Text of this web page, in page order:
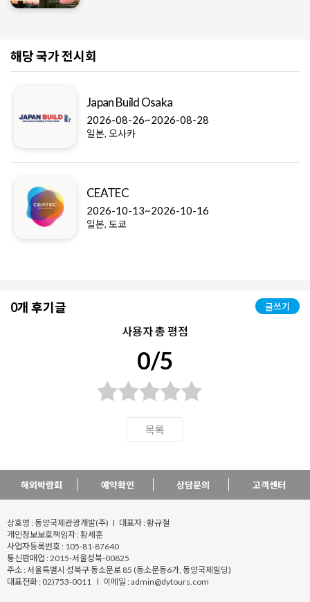
해당 국가 전시회
Japan Build Osaka
2026-08-26~2026-08-28
일본, 오사카
CEATEC
2026-10-13~2026-10-16
일본, 도쿄
0개 후기글 글쓰기
사용자 총 평점
0/5
목록
해외박람회 예약확인 상담문의 고객센터
상호명 : 동양국제관광개발(주) l 대표자 : 황규철
개인정보보호책임자 : 황세훈
사업자등록번호 : 105-81-87640
통신판매업 : 2015-서울성북-00825
주소 : 서울특별시 성북구 동소문로 85 (동소문동6가, 동양국제빌딩)
대표전화 : 02)753-0011 l 이메일 : admin@dytours.com